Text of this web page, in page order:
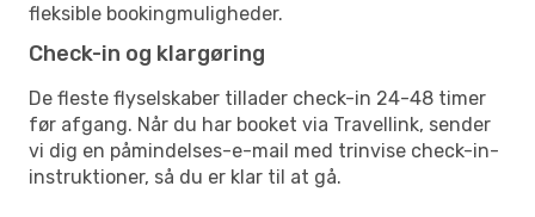
fleksible bookingmuligheder.
Check-in og klargøring
De fleste flyselskaber tillader check-in 24-48 timer
før afgang. Når du har booket via Travellink, sender
vi dig en påmindelses-e-mail med trinvise check-in-
instruktioner, så du er klar til at gå.